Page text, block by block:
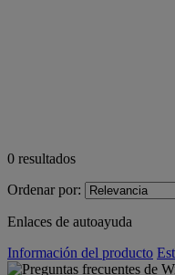
0 resultados
Ordenar por:
Enlaces de autoayuda
Información del producto